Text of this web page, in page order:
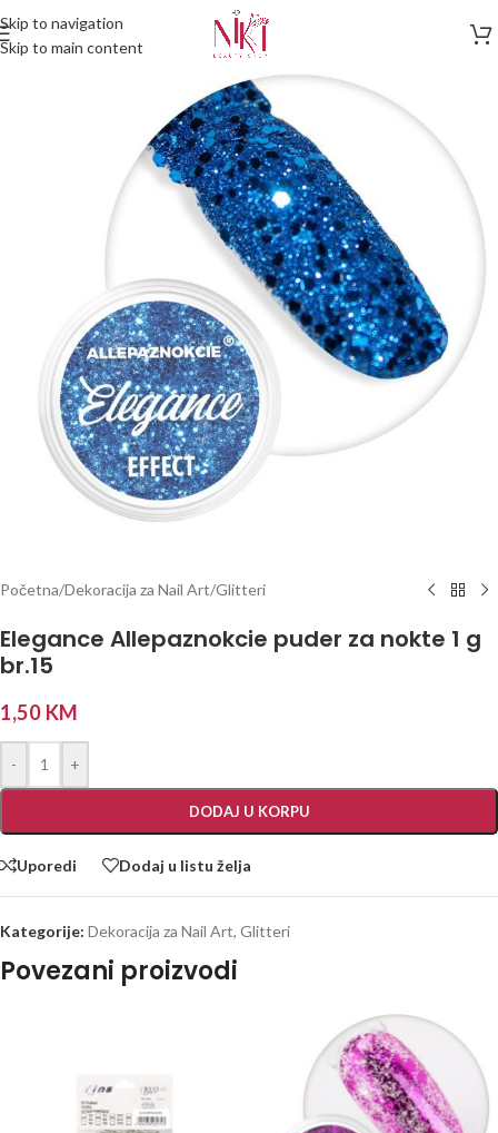
Skip to navigation
Skip to main content
Početna/Dekoracija za Nail Art/Glitteri
Elegance Allepaznokcie puder za nokte 1 g
br.15
1,50 KM
- +
DODAJ U KORPU
Uporedi Dodaj u listu želja
Kategorije: Dekoracija za Nail Art, Glitteri
Povezani proizvodi